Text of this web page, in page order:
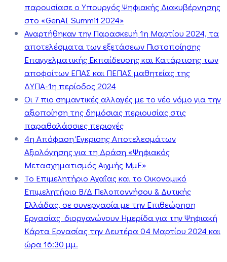
παρουσίασε ο Υπουργός Ψηφιακής Διακυβέρνησης
στο «GenAI Summit 2024»
Αναρτήθηκαν την Παρασκευή 1η Μαρτίου 2024, τα
αποτελέσματα των εξετάσεων Πιστοποίησης
Επαγγελματικής Εκπαίδευσης και Κατάρτισης των
αποφοίτων ΕΠΑΣ και ΠΕΠΑΣ μαθητείας της
ΔΥΠΑ-1η περίοδος 2024
Οι 7 πιο σημαντικές αλλαγές με το νέο νόμο για την
αξιοποίηση της δημόσιας περιουσίας στις
παραθαλάσσιες περιοχές
4η Απόφαση Έγκρισης Αποτελεσμάτων
Αξιολόγησης για τη Δράση «Ψηφιακός
Μετασχηματισμός Αιχμής ΜμΕ»
Το Επιμελητήριο Αχαΐας και το Οικονομικό
Επιμελητήριο Β/Δ Πελοποννήσου & Δυτικής
Ελλάδας, σε συνεργασία με την Επιθεώρηση
Εργασίας διοργανώνουν Ημερίδα για την Ψηφιακή
Κάρτα Εργασίας την Δευτέρα 04 Μαρτίου 2024 και
ώρα 16:30 μμ.